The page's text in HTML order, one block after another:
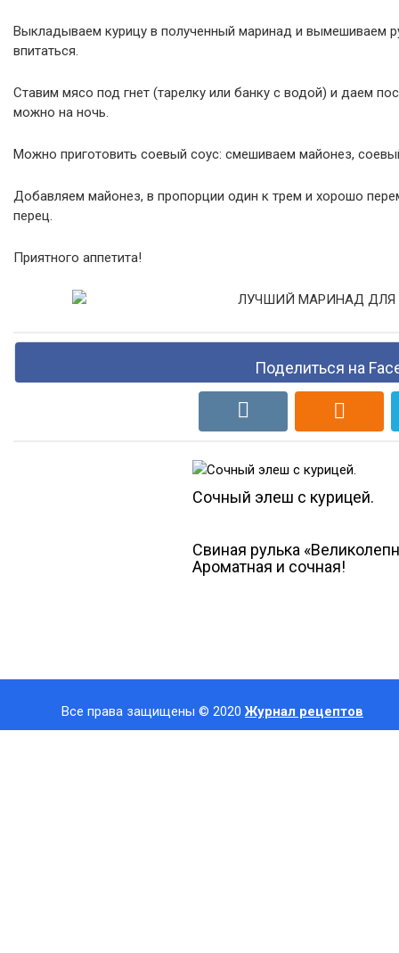
Выкладываем курицу в полученный маринад и вымешиваем
впитаться.
Ставим мясо под гнет (тарелку или банку с водой) и даем
можно на ночь.
Можно приготовить соевый соус: смешиваем майонез,
Добавляем майонез, в пропорции один к трем и хорошо
перец.
Приятного аппетита!
Поделиться на
Сочный элеш с курицей.
Свиная рулька
Ароматная и сочная!
Все права защищены © 2020Журнал рецептов